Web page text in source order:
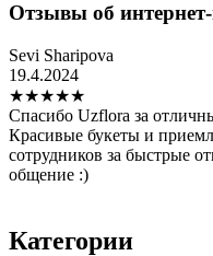
Отзывы об
Sevi Sharipova
19.4.2024
★★★★★
Спасибо Uzflora за
Красивые букеты и
сотрудников за быстрые
общение :)
Категории